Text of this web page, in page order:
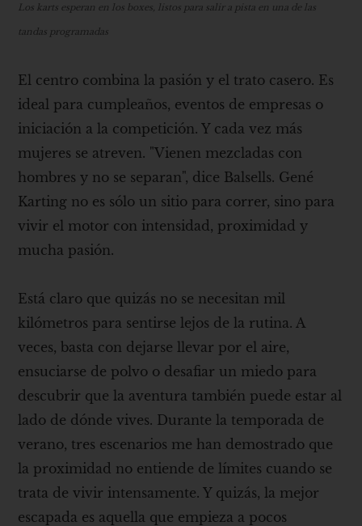
Los karts esperan en los boxes, listos para salir a pista en una de las
tandas programadas
El centro combina la pasión y el trato casero. Es
ideal para cumpleaños, eventos de empresas o
iniciación a la competición. Y cada vez más
mujeres se atreven. "Vienen mezcladas con
hombres y no se separan", dice Balsells. Gené
Karting no es sólo un sitio para correr, sino para
vivir el motor con intensidad, proximidad y
mucha pasión.
Está claro que quizás no se necesitan mil
kilómetros para sentirse lejos de la rutina. A
veces, basta con dejarse llevar por el aire,
ensuciarse de polvo o desafiar un miedo para
descubrir que la aventura también puede estar al
lado de dónde vives. Durante la temporada de
verano, tres escenarios me han demostrado que
la proximidad no entiende de límites cuando se
trata de vivir intensamente. Y quizás, la mejor
escapada es aquella que empieza a pocos